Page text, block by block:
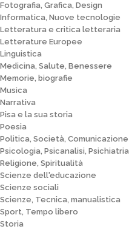
Fotografia, Grafica, Design
Informatica, Nuove tecnologie
Letteratura e critica letteraria
Letterature Europee
Linguistica
Medicina, Salute, Benessere
Memorie, biografie
Musica
Narrativa
Pisa e la sua storia
Poesia
Politica, Società, Comunicazione
Psicologia, Psicanalisi, Psichiatria
Religione, Spiritualità
Scienze dell'educazione
Scienze sociali
Scienze, Tecnica, manualistica
Sport, Tempo libero
Storia